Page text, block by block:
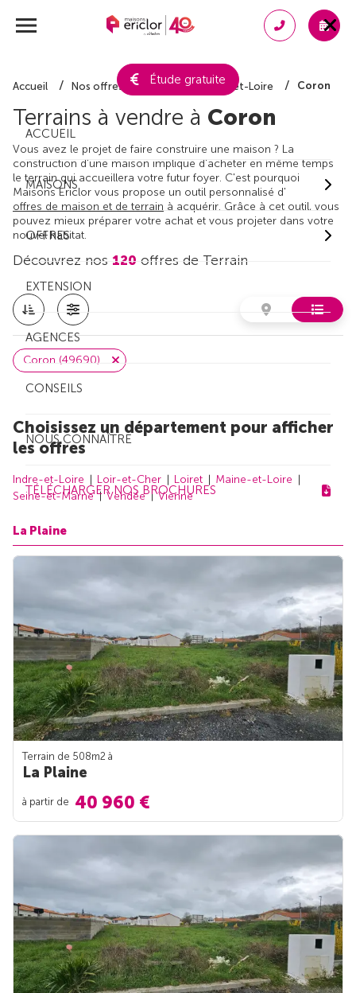
Étude gratuite
ACCUEIL
MAISONS
OFFRES
EXTENSION
AGENCES
CONSEILS
NOUS CONNAÎTRE
TÉLÉCHARGER NOS BROCHURES
Accueil Nos offres de terrain Maine-et-Loire Coron
Terrains à vendre à Coron
Vous avez le projet de faire construire une maison ? La
construction d'une maison implique d'acheter en même temps
le terrain qui accueillera votre futur foyer. C'est pourquoi
Maisons Ericlor vous propose un outil personnalisé d'
offres de maison et de terrain à acquérir. Grâce à cet outil, vous
pouvez mieux préparer votre achat et vous projeter dans votre
nouvel habitat.
Découvrez nos 120 offres de Terrain
Coron (49690)
Choisissez un département pour afficher
les offres
Indre-et-Loire Loir-et-Cher Loiret
Maine-et-Loire
Seine-et-Marne
Vendée Vienne
La Plaine
Terrain de 508m2 à
La Plaine
à partir de 40 960 €